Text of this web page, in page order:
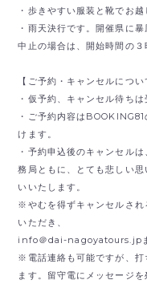
・歩きやすい服装と靴でお越
・雨天決行です。開催県に
中止の場合は、開始時間の３
【ご予約・キャンセルについ
・仮予約、キャンセル待ちは
・ご予約内容は
けます。
・予約申込後のキャンセル
務局ともに、とても悲しい
いいたします。
※やむを得ずキャンセルされ
いただき、
info＠dai-nagoyatours.jpま
※電話連絡も可能ですが、打
ます。留守電にメッセージを